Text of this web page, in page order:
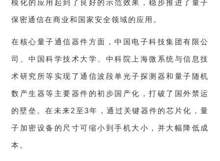
模化的应用起到了良好的示范效果，稳步推进了量子
保密通信在商业和国家安全领域的应用。
在核心量子通信器件方面，中国电子科技集团有限公
司、中国科学技术大学、中科院上海微系统与信息技
术研究所等实现了通信波段单光子探测器和量子随机
数产生器等主要器件的初步国产化，打破了国外禁运
的壁垒。在未来2至3年，通过关键器件的芯片化，量
子加密设备的尺寸可缩小到手机大小，并大幅降低成
本。